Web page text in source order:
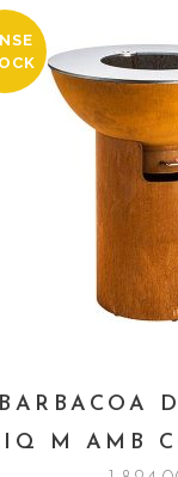
BARBACOA
M AMB